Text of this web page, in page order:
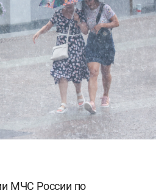
МЧС России по